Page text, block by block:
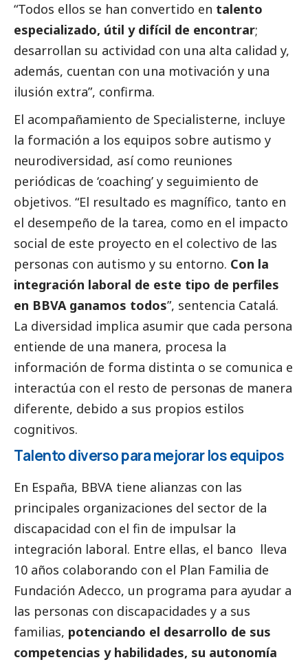
“Todos ellos se han convertido en talento
especializado, útil y difícil de encontrar;
desarrollan su actividad con una alta calidad y,
además, cuentan con una motivación y una
ilusión extra”, confirma.
El acompañamiento de Specialisterne, incluye
la formación a los equipos sobre autismo y
neurodiversidad, así como reuniones
periódicas de ‘coaching’ y seguimiento de
objetivos. “El resultado es magnífico, tanto en
el desempeño de la tarea, como en el impacto
social de este proyecto en el colectivo de las
personas con autismo y su entorno. Con la
integración laboral de este tipo de perfiles
en BBVA ganamos todos”, sentencia Catalá.
La diversidad implica asumir que cada persona
entiende de una manera, procesa la
información de forma distinta o se comunica e
interactúa con el resto de personas de manera
diferente, debido a sus propios estilos
cognitivos.
Talento diverso para mejorar los equipos
En España, BBVA tiene alianzas con las
principales organizaciones del sector de la
discapacidad con el fin de impulsar la
integración laboral. Entre ellas, el banco lleva
10 años colaborando con el Plan Familia de
Fundación Adecco, un programa para ayudar a
las personas con discapacidades y a sus
familias, potenciando el desarrollo de sus
competencias y habilidades, su autonomía